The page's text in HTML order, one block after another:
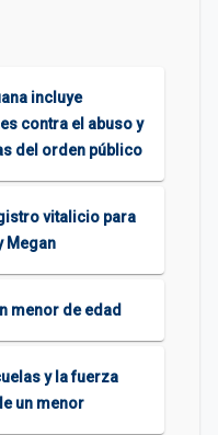
incluye
contra el abuso y
del orden público
vitalicio para
Megan
menor de edad
y la fuerza
un menor